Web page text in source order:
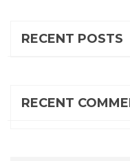
RECENT POSTS
RECENT